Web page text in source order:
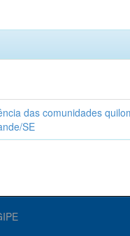
das comunidades
SE